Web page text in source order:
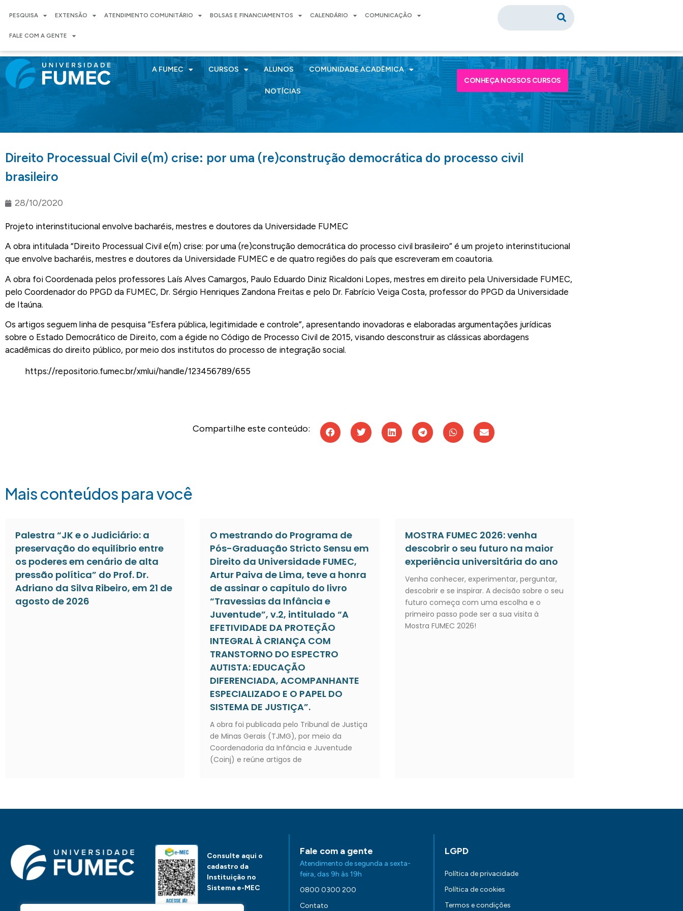
PESQUISA EXTENSÃO ATENDIMENTO COMUNITÁRIO BOLSAS E FINANCIAMENTOS CALENDÁRIO COMUNICAÇÃO
FALE COM A GENTE
A FUMEC CURSOS ALUNOS COMUNIDADE ACADÊMICA
NOTÍCIAS
CONHEÇA NOSSOS CURSOS
Direito Processual Civil e(m) crise: por uma (re)construção democrática do processo civil
brasileiro
28/10/2020
Projeto interinstitucional envolve bacharéis, mestres e doutores da Universidade FUMEC
A obra intitulada “Direito Processual Civil e(m) crise: por uma (re)construção democrática do processo civil brasileiro” é um projeto interinstitucional
que envolve bacharéis, mestres e doutores da Universidade FUMEC e de quatro regiões do país que escreveram em coautoria.
A obra foi Coordenada pelos professores Laís Alves Camargos, Paulo Eduardo Diniz Ricaldoni Lopes, mestres em direito pela Universidade FUMEC,
pelo Coordenador do PPGD da FUMEC, Dr. Sérgio Henriques Zandona Freitas e pelo Dr. Fabrício Veiga Costa, professor do PPGD da Universidade
de Itaúna.
Os artigos seguem linha de pesquisa “Esfera pública, legitimidade e controle”, apresentando inovadoras e elaboradas argumentações jurídicas
sobre o Estado Democrático de Direito, com a égide no Código de Processo Civil de 2015, visando desconstruir as clássicas abordagens
acadêmicas do direito público, por meio dos institutos do processo de integração social.
https://repositorio.fumec.br/xmlui/handle/123456789/655
Compartilhe este conteúdo:
Mais conteúdos para você
Palestra “JK e o Judiciário: a
preservação do equilíbrio entre
os poderes em cenário de alta
pressão política” do Prof. Dr.
Adriano da Silva Ribeiro, em 21 de
agosto de 2026
O mestrando do Programa de
Pós-Graduação Stricto Sensu em
Direito da Universidade FUMEC,
Artur Paiva de Lima, teve a honra
de assinar o capítulo do livro
“Travessias da Infância e
Juventude”, v.2, intitulado “A
EFETIVIDADE DA PROTEÇÃO
INTEGRAL À CRIANÇA COM
TRANSTORNO DO ESPECTRO
AUTISTA: EDUCAÇÃO
DIFERENCIADA, ACOMPANHANTE
ESPECIALIZADO E O PAPEL DO
SISTEMA DE JUSTIÇA”.
A obra foi publicada pelo Tribunal de Justiça
de Minas Gerais (TJMG), por meio da
Coordenadoria da Infância e Juventude
(Coinj) e reúne artigos de
MOSTRA FUMEC 2026: venha
descobrir o seu futuro na maior
experiência universitária do ano
Venha conhecer, experimentar, perguntar,
descobrir e se inspirar. A decisão sobre o seu
futuro começa com uma escolha e o
primeiro passo pode ser a sua visita à
Mostra FUMEC 2026!
Consulte aqui o
cadastro da
Instituição no
Sistema e-MEC
Fale com a gente
Atendimento de segunda a sexta-
feira, das 9h às 19h
0800 0300 200
Contato
LGPD
Política de privacidade
Política de cookies
Termos e condições